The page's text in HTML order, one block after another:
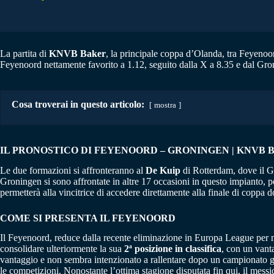
La partita di KNVB Baker, la principale coppa d’Olanda, tra
Feyenoord nettamente favorito a 1.12, seguito dalla X a 8.35 e dal
Cosa troverai in questo articolo: mostra
IL PRONOSTICO DI FEYENOORD – GRONINGEN | KNVB
Le due formazioni si affronteranno al De Kuip di Rotterdam, dove il
Groningen si sono affrontate in altre 17 occasioni in questo impianto,
permetterà alla vincitrice di accedere direttamente alla finale di coppa
COME SI PRESENTA IL FEYENOORD
Il Feyenoord, reduce dalla recente eliminazione in Europa League
consolidare ulteriormente la sua 2ª posizione in classifica, con un
vantaggio e non sembra intenzionato a rallentare dopo un
le competizioni. Nonostante l’ottima stagione disputata fin qui, il